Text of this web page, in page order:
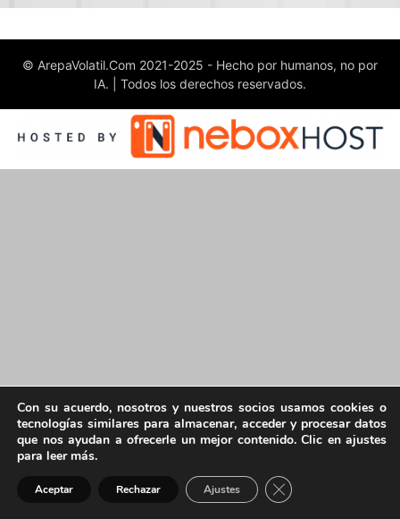
© ArepaVolatil.Com 2021-2025 - Hecho por humanos, no por
IA. | Todos los derechos reservados.
Con su acuerdo, nosotros y nuestros socios usamos cookies o
tecnologías similares para almacenar, acceder y procesar datos
que nos ayudan a ofrecerle un mejor contenido. Clic en ajustes
para leer más.
Aceptar Rechazar Ajustes Cerrar el banner de